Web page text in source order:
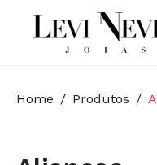
Home Produtos